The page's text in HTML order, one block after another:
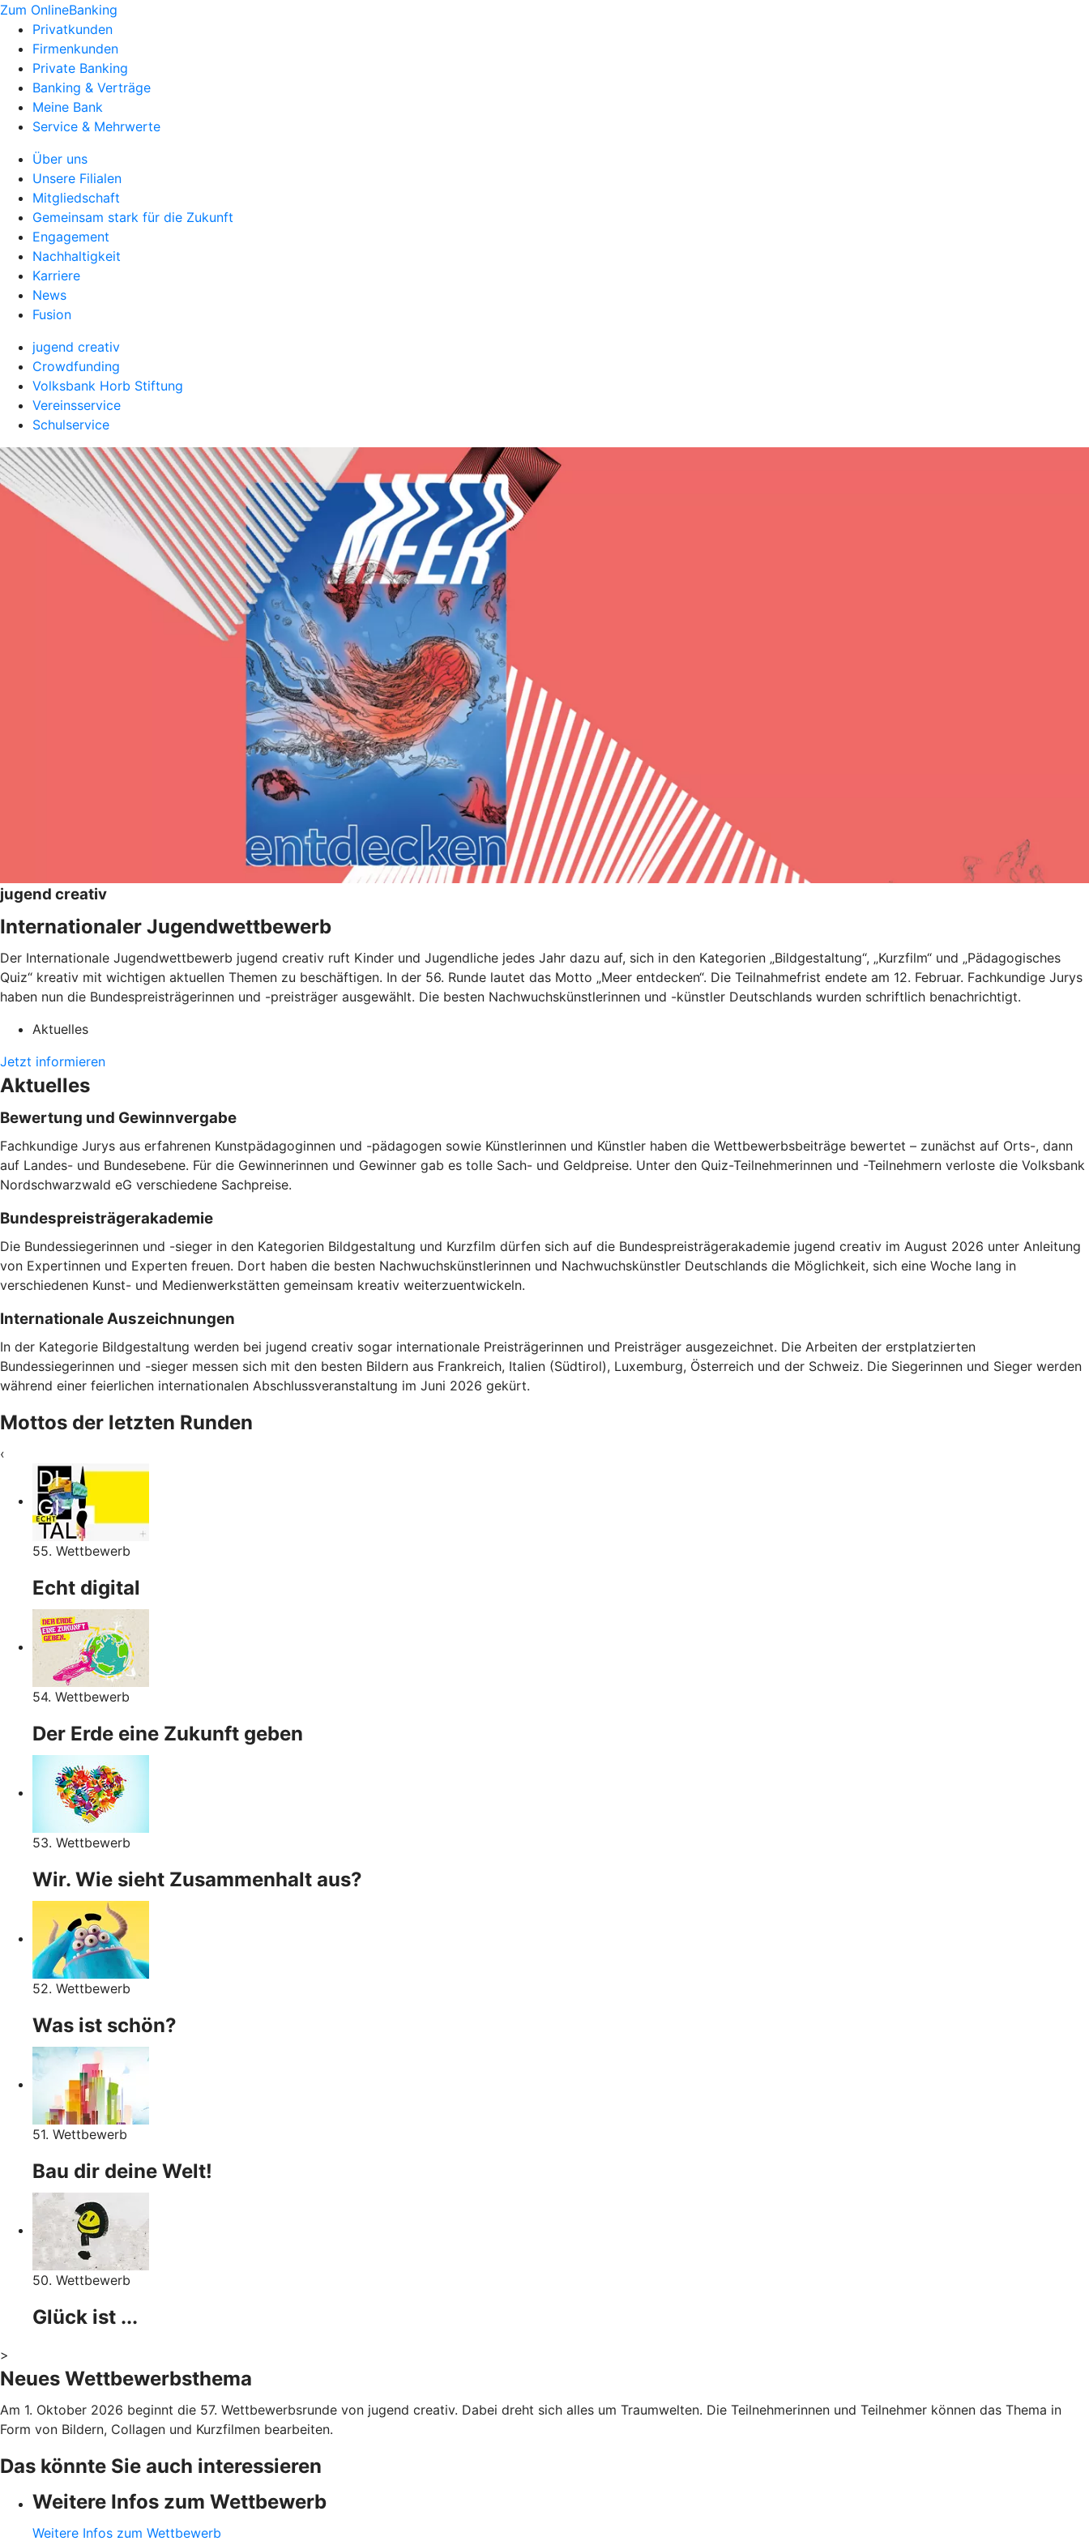
Zum OnlineBanking
Privatkunden
Firmenkunden
Private Banking
Banking & Verträge
Meine Bank
Service & Mehrwerte
Über uns
Unsere Filialen
Mitgliedschaft
Gemeinsam stark für die Zukunft
Engagement
Nachhaltigkeit
Karriere
News
Fusion
jugend creativ
Crowdfunding
Volksbank Horb Stiftung
Vereinsservice
Schulservice
jugend creativ
Internationaler Jugendwettbewerb
Der Internationale Jugendwettbewerb jugend creativ ruft Kinder und Jugendliche jedes Jahr dazu auf, sich in den Kategorien „Bildgestaltung“, „Kurzfilm“ und „Pädagogisches
Quiz“ kreativ mit wichtigen aktuellen Themen zu beschäftigen. In der 56. Runde lautet das Motto „Meer entdecken“. Die Teilnahmefrist endete am 12. Februar. Fachkundige Jurys
haben nun die Bundespreisträgerinnen und -preisträger ausgewählt. Die besten Nachwuchskünstlerinnen und -künstler Deutschlands wurden schriftlich benachrichtigt.
Aktuelles
Jetzt informieren
Aktuelles
Bewertung und Gewinnvergabe
Fachkundige Jurys aus erfahrenen Kunstpädagoginnen und -pädagogen sowie Künstlerinnen und Künstler haben die Wettbewerbsbeiträge bewertet – zunächst auf Orts-, dann
auf Landes- und Bundesebene. Für die Gewinnerinnen und Gewinner gab es tolle Sach- und Geldpreise. Unter den Quiz-Teilnehmerinnen und -Teilnehmern verloste die Volksbank
Nordschwarzwald eG verschiedene Sachpreise.
Bundespreisträgerakademie
Die Bundessiegerinnen und -sieger in den Kategorien Bildgestaltung und Kurzfilm dürfen sich auf die Bundespreisträgerakademie jugend creativ im August 2026 unter Anleitung
von Expertinnen und Experten freuen. Dort haben die besten Nachwuchskünstlerinnen und Nachwuchskünstler Deutschlands die Möglichkeit, sich eine Woche lang in
verschiedenen Kunst- und Medienwerkstätten gemeinsam kreativ weiterzuentwickeln.
Internationale Auszeichnungen
In der Kategorie Bildgestaltung werden bei jugend creativ sogar internationale Preisträgerinnen und Preisträger ausgezeichnet. Die Arbeiten der erstplatzierten
Bundessiegerinnen und -sieger messen sich mit den besten Bildern aus Frankreich, Italien (Südtirol), Luxemburg, Österreich und der Schweiz. Die Siegerinnen und Sieger werden
während einer feierlichen internationalen Abschlussveranstaltung im Juni 2026 gekürt.
Mottos der letzten Runden
‹
55. Wettbewerb
Echt digital
54. Wettbewerb
Der Erde eine Zukunft geben
53. Wettbewerb
Wir. Wie sieht Zusammenhalt aus?
52. Wettbewerb
Was ist schön?
51. Wettbewerb
Bau dir deine Welt!
50. Wettbewerb
Glück ist ...
>
Neues Wettbewerbsthema
Am 1. Oktober 2026 beginnt die 57. Wettbewerbsrunde von jugend creativ. Dabei dreht sich alles um Traumwelten. Die Teilnehmerinnen und Teilnehmer können das Thema in
Form von Bildern, Collagen und Kurzfilmen bearbeiten.
Das könnte Sie auch interessieren
Weitere Infos zum Wettbewerb
Weitere Infos zum Wettbewerb